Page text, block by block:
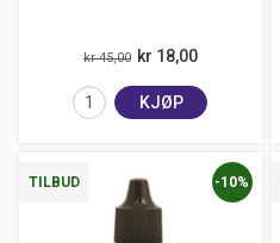
kr 45,00 kr 18,00
KJØP
TILBUD -10%